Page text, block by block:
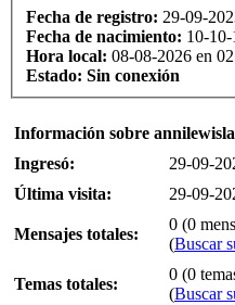
Fecha de registro: 29-09-
Fecha de nacimiento: 10-10-
Hora local: 08-08-2026 en
Estado: Sin conexión
Información sobre
Ingresó:
29-09-
Última visita:
29-09-
Mensajes totales:
0 (0
(Buscar
Temas totales:
0 (0
(Buscar